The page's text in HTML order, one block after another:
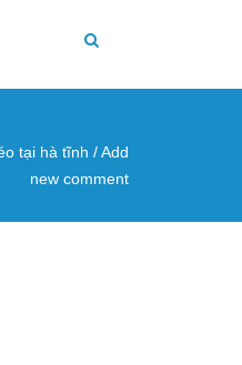
tại hà tĩnh /Add
new comment